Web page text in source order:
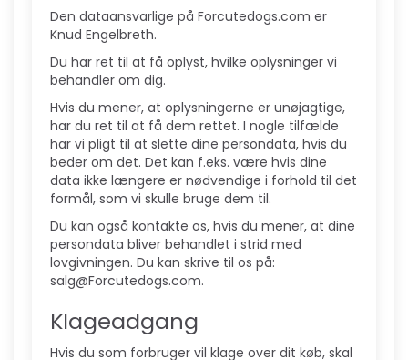
Den dataansvarlige på Forcutedogs.com er
Knud Engelbreth.
Du har ret til at få oplyst, hvilke oplysninger vi
behandler om dig.
Hvis du mener, at oplysningerne er unøjagtige,
har du ret til at få dem rettet. I nogle tilfælde
har vi pligt til at slette dine persondata, hvis du
beder om det. Det kan f.eks. være hvis dine
data ikke længere er nødvendige i forhold til det
formål, som vi skulle bruge dem til.
Du kan også kontakte os, hvis du mener, at dine
persondata bliver behandlet i strid med
lovgivningen. Du kan skrive til os på:
salg@Forcutedogs.com.
Klageadgang
Hvis du som forbruger vil klage over dit køb, skal